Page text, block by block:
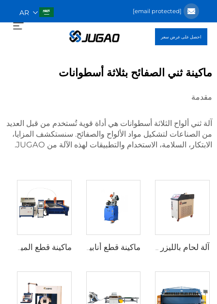
[email protected]
AR
احصل على عرض سعر
ماكينة ثني الصفائح بثلاثة أسطوانات
مقدمة
آلة ثني ألواح الثلاثة أسطوانات هي أداة قوية تُستخدم من قبل العديد
من الصناعات لتشكيل مواد الألواح والصفائح. سنستكشف المزايا،
الابتكار، السلامة، الاستخدام والتطبيقات لهذه الآلة من JUGAO.
ماكينة قطع أنابيب هوائية